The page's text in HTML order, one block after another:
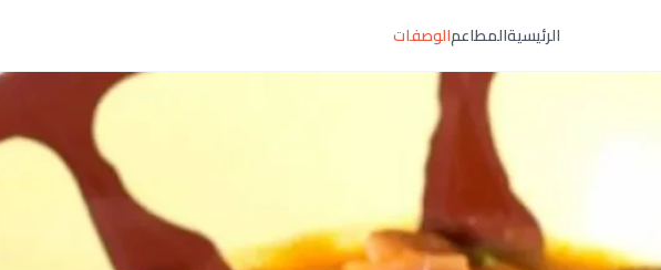
الرئيسيةالمطاعمالوصفات